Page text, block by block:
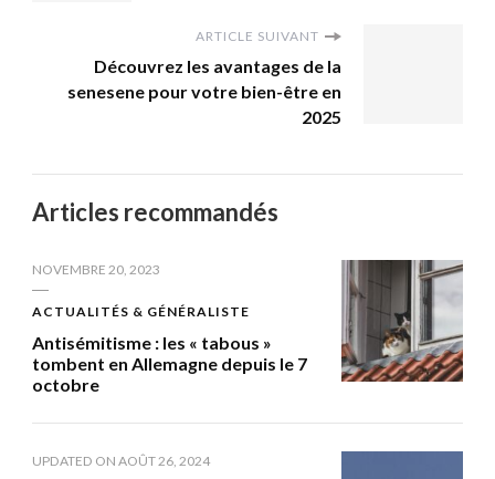
ARTICLE SUIVANT
Découvrez les avantages de la
senesene pour votre bien-être en
2025
Articles recommandés
NOVEMBRE 20, 2023
ACTUALITÉS & GÉNÉRALISTE
Antisémitisme : les « tabous »
tombent en Allemagne depuis le 7
octobre
UPDATED ON AOÛT 26, 2024